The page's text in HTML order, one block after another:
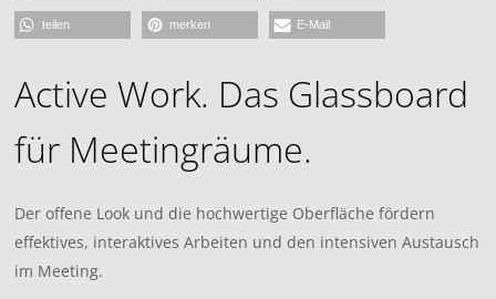
teilen merken E-Mail
Active Work. Das Glassboard
für Meetingräume.
Der offene Look und die hochwertige Oberfläche fördern
effektives, interaktives Arbeiten und den intensiven Austausch
im Meeting.